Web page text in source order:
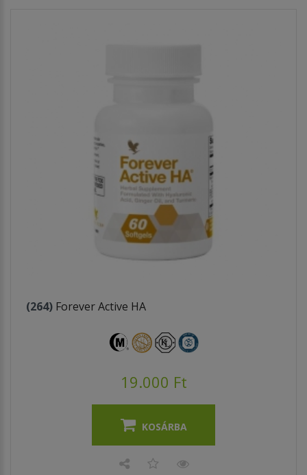
(264) Forever Active HA
19.000 Ft
KOSÁRBA